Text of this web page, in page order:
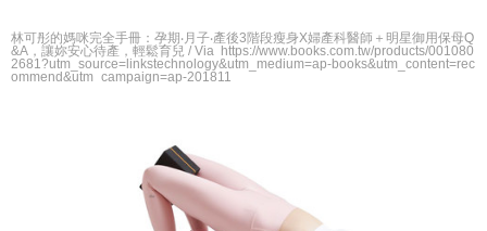
林可彤的媽咪完全手冊：孕期‧月子‧產後3階段瘦身X婦產科醫師＋明星御用保母Q
&A，讓妳安心待產，輕鬆育兒 / Via https://www.books.com.tw/products/001080
2681?utm_source=linkstechnology&utm_medium=ap-books&utm_content=rec
ommend&utm_campaign=ap-201811